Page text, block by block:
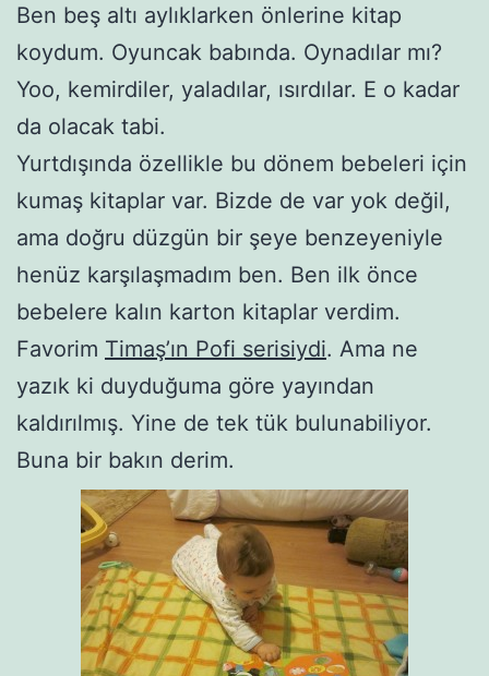
Ben beş altı aylıklarken önlerine kitap
koydum. Oyuncak babında. Oynadılar mı?
Yoo, kemirdiler, yaladılar, ısırdılar. E o kadar
da olacak tabi.
Yurtdışında özellikle bu dönem bebeleri için
kumaş kitaplar var. Bizde de var yok değil,
ama doğru düzgün bir şeye benzeyeniyle
henüz karşılaşmadım ben. Ben ilk önce
bebelere kalın karton kitaplar verdim.
Favorim Timaş’ın Pofi serisiydi. Ama ne
yazık ki duyduğuma göre yayından
kaldırılmış. Yine de tek tük bulunabiliyor.
Buna bir bakın derim.